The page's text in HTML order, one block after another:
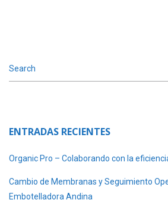
ENTRADAS RECIENTES
Organic Pro – Colaborando con la
Cambio de Membranas y Seguimiento
Embotelladora Andina